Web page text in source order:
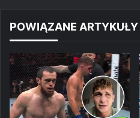
POWIĄZANE ARTYKUŁY